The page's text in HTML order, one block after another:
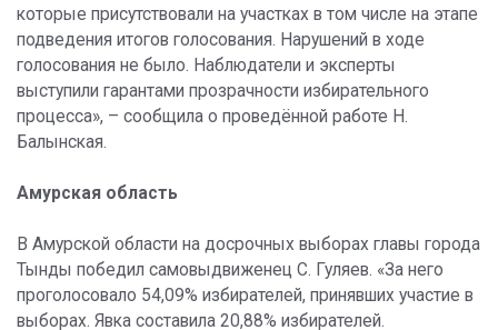
которые присутствовали на участках в том числе на этапе
подведения итогов голосования. Нарушений в ходе
голосования не было. Наблюдатели и эксперты
выступили гарантами прозрачности избирательного
процесса», – сообщила о проведённой работе Н.
Балынская.
Амурская область
В Амурской области на досрочных выборах главы города
Тынды победил самовыдвиженец С. Гуляев. «За него
проголосовало 54,09% избирателей, принявших участие в
выборах. Явка составила 20,88% избирателей.